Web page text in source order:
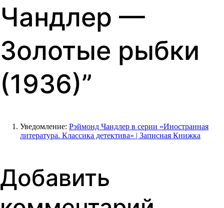
Чандлер —
Золотые рыбки
(1936)”
Уведомление: Рэймонд Чандлер в серии «Иностранная
литература. Классика детектива» | Записная Книжка
Добавить